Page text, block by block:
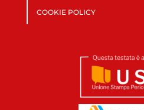
COOKIE POLICY